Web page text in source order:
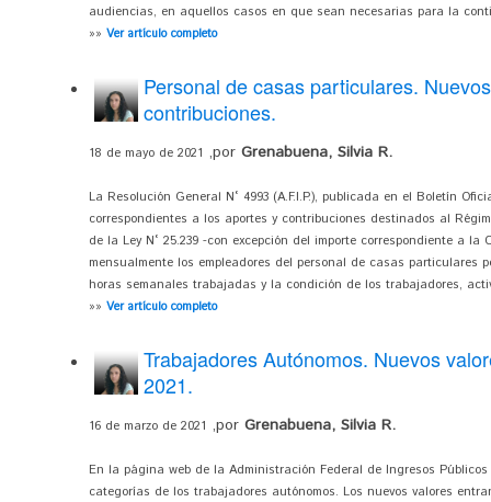
audiencias, en aquellos casos en que sean necesarias para la
»» Ver artículo completo
Personal de casas particulares.
contribuciones.
18 de mayo de 2021 ,por Grenabuena, Silvia R.
La Resolución General N° 4993 (A.F.I.P.), publicada en el Boletín
correspondientes a los aportes y contribuciones destinados al
de la Ley N° 25.239 -con excepción del importe correspondiente a
mensualmente los empleadores del personal de casas particulares
horas semanales trabajadas y la condición de los trabajadores,
»» Ver artículo completo
Trabajadores Autónomos. Nuevos
2021.
16 de marzo de 2021 ,por Grenabuena, Silvia R.
En la página web de la Administración Federal de Ingresos
categorías de los trabajadores autónomos. Los nuevos valores